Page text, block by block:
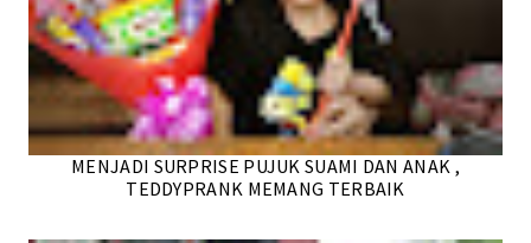
MENJADI SURPRISE PUJUK SUAMI DAN ANAK ,
TEDDYPRANK MEMANG TERBAIK